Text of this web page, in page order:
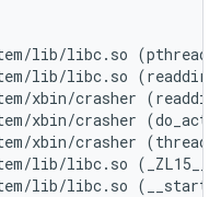
lib/libc.so
lib/libc.so
xbin/crasher
xbin/crasher
xbin/crasher
lib/libc.so
lib/libc.so